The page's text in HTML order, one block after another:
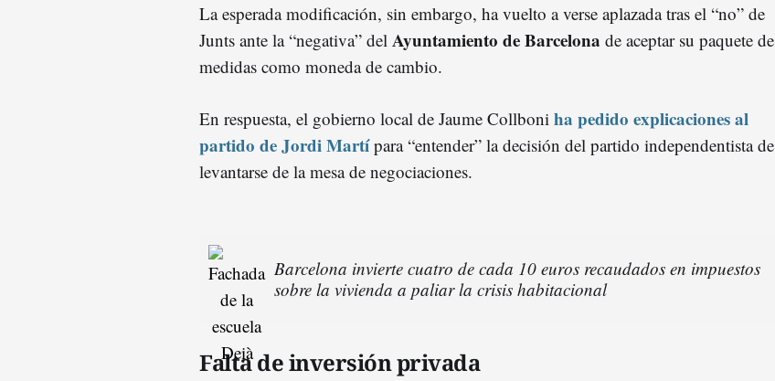
La esperada modificación, sin embargo, ha vuelto a verse aplazada tras el “no” de
Junts ante la “negativa” del Ayuntamiento de Barcelona de aceptar su paquete de
medidas como moneda de cambio.
En respuesta, el gobierno local de Jaume Collboni ha pedido explicaciones al
partido de Jordi Martípara “entender” la decisión del partido independentista de
levantarse de la mesa de negociaciones.
Barcelona invierte cuatro de cada 10 euros recaudados en impuestos
sobre la vivienda a paliar la crisis habitacional
Falta de inversión privada